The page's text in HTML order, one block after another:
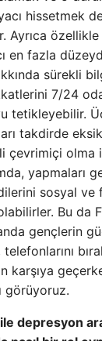
hissetmek
Ayrıca
en fazla
sürekli
7/24
tetikleyebilir.
takdirde
çevrimiçi olma
yapmaları
sosyal ve
Bu da
gençlerin
karşıya
görüyoruz.
depresyon